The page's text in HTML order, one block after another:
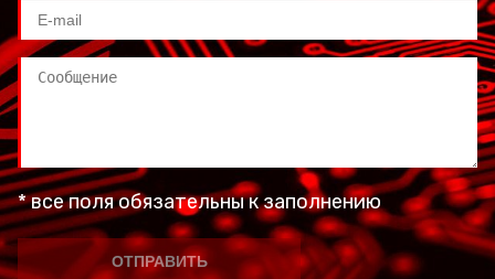
* все поля обязательны к заполнению